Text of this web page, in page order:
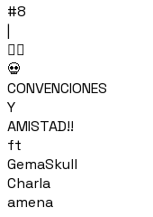
#8
|
🏴‍☠️
💀
CONVENCIONES
Y
AMISTAD!!
ft
GemaSkull
Charla
amena